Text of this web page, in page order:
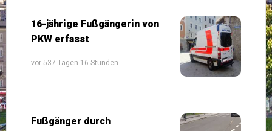
16-jährige Fußgängerin von
PKW erfasst
vor 537 Tagen 16 Stunden
Fußgänger durch